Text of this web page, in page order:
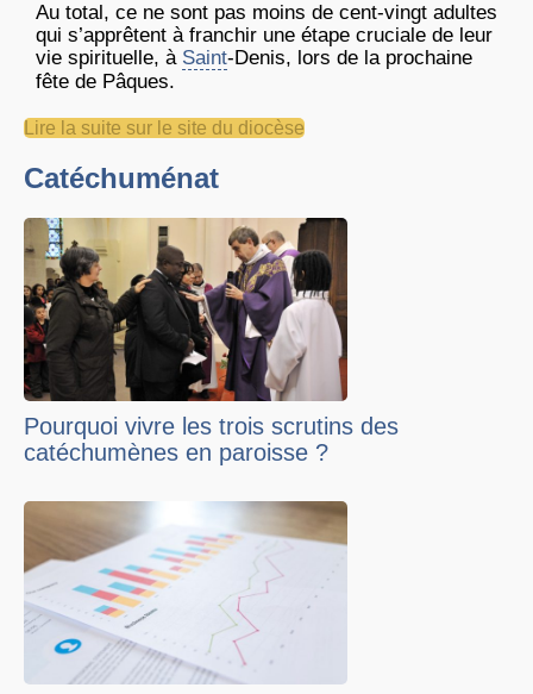
Au total, ce ne sont pas moins de cent-vingt adultes
qui s’apprêtent à franchir une étape cruciale de leur
vie spirituelle, à Saint-Denis, lors de la prochaine
fête de Pâques.
Lire la suite sur le site du diocèse
Catéchuménat
Pourquoi vivre les trois scrutins des
catéchumènes en paroisse ?